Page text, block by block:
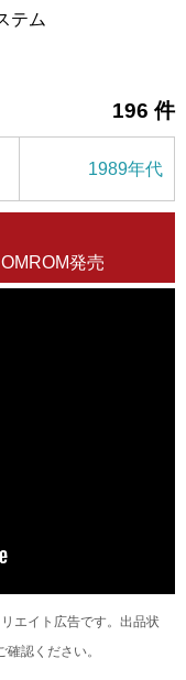
テム
196 件
1989年代
発売
エイト広告です。出品状
認ください。